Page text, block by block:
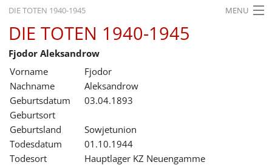
DIE TOTEN 1940-1945 MENU
STARTSEITE
AKTUELLES
AUSSTELLUNGEN
GESCHICHTE
BILDUNG
FORSCHUNG
DIE TOTEN 1940-1945
Fjodor Aleksandrow
Vorname
Fjodor
Nachname
Aleksandrow
Geburtsdatum
03.04.1893
Geburtsort
Geburtsland
Sowjetunion
Todesdatum
01.10.1944
Todesort
Hauptlager KZ Neuengamme